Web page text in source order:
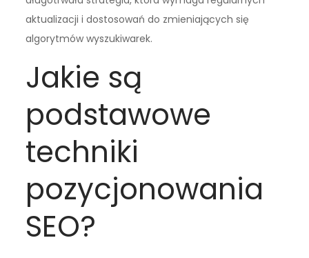
aktualizacji i dostosowań do zmieniających się
algorytmów wyszukiwarek.
Jakie są
podstawowe
techniki
pozycjonowania
SEO?